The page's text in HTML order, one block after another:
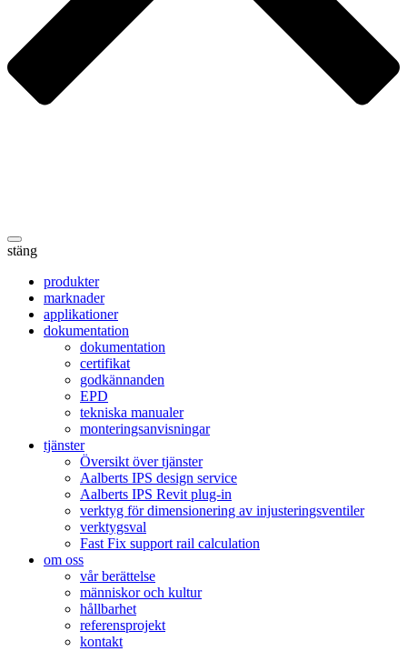
stäng
produkter
marknader
applikationer
dokumentation
dokumentation
certifikat
godkännanden
EPD
tekniska manualer
monteringsanvisningar
tjänster
Översikt över tjänster
Aalberts IPS design service
Aalberts IPS Revit plug-in
verktyg för dimensionering av injusteringsventiler
verktygsval
Fast Fix support rail calculation
om oss
vår berättelse
människor och kultur
hållbarhet
referensprojekt
kontakt